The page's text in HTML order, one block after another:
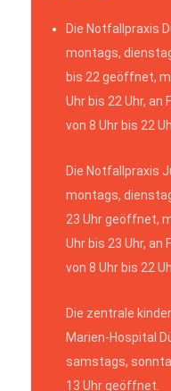
Die Notfallpraxis
montags,
bis 22 geöffnet,
Uhr bis 22 Uhr, an
von 8 Uhr bis 22
Die Notfallpraxis
montags,
23 Uhr geöffnet,
Uhr bis 23 Uhr, an
von 8 Uhr bis 22
Die zentrale
Marien-Hospital
samstags,
13 Uhr geöffnet.